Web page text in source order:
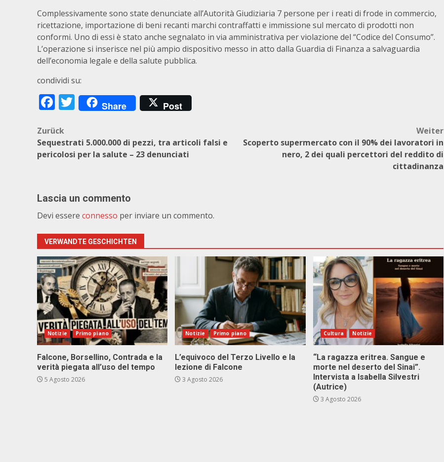
Complessivamente sono state denunciate all’Autorità Giudiziaria 7 persone per i reati di frode in commercio,
ricettazione, importazione di beni recanti marchi contraffatti e immissione sul mercato di prodotti non
conformi. Uno di essi è stato anche segnalato in via amministrativa per violazione del “Codice del Consumo”.
L’operazione si inserisce nel più ampio dispositivo messo in atto dalla Guardia di Finanza a salvaguardia
dell’economia legale e della salute pubblica.
condividi su:
Facebook
Twitter
Share Post
Beitragsnavigation
Zurück
Sequestrati 5.000.000 di pezzi, tra articoli falsi e
pericolosi per la salute – 23 denunciati
Weiter
Scoperto supermercato con il 90% dei lavoratori in
nero, 2 dei quali percettori del reddito di
cittadinanza
Lascia un commento
Devi essere connesso per inviare un commento.
VERWANDTE GESCHICHTEN
Notizie Primo piano
Falcone, Borsellino, Contrada e la
verità piegata all’uso del tempo
5 Agosto 2026
Notizie Primo piano
L’equivoco del Terzo Livello e la
lezione di Falcone
3 Agosto 2026
Cultura Notizie
“La ragazza eritrea. Sangue e
morte nel deserto del Sinai”.
Intervista a Isabella Silvestri
(Autrice)
3 Agosto 2026